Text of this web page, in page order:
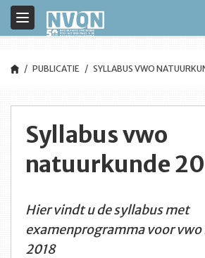
Toggle
navigation
PUBLICATIE SYLLABUS VWO
Syllabus vwo
natuurkunde
Hier vindt u de syllabus met
examenprogramma voor
2018